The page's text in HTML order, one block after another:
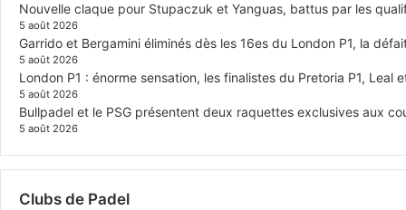
Nouvelle claque pour Stupaczuk et Yanguas, battus par les
5 août 2026
Garrido et Bergamini éliminés dès les 16es du London P1, la
5 août 2026
London P1 : énorme sensation, les finalistes du Pretoria P1, Leal
5 août 2026
Bullpadel et le PSG présentent deux raquettes exclusives aux
5 août 2026
Clubs de Padel